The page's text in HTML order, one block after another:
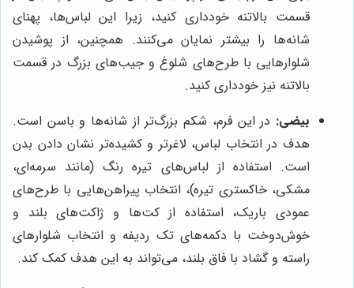
قسمت بالاتنه خودداری کنید، زیرا این لباس‌ها، پهنای
شانه‌ها را بیشتر نمایان می‌کنند. همچنین، از پوشیدن
شلوارهایی با طرح‌های شلوغ و جیب‌های بزرگ در قسمت
بالاتنه نیز خودداری کنید.
بیضی: در این فرم، شکم بزرگ‌تر از شانه‌ها و باسن است.
هدف در انتخاب لباس، لاغرتر و کشیده‌تر نشان دادن بدن
است. استفاده از لباس‌های تیره رنگ (مانند سرمه‌ای،
مشکی، خاکستری تیره)، انتخاب پیراهن‌هایی با طرح‌های
عمودی باریک، استفاده از کت‌ها و ژاکت‌های بلند و
خوش‌دوخت با دکمه‌های تک ردیفه و انتخاب شلوارهای
راسته و گشاد با فاق بلند، می‌تواند به این هدف کمک کند.